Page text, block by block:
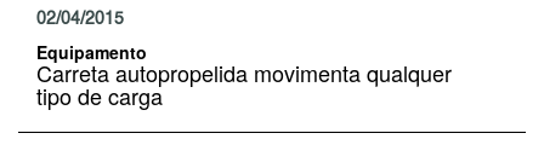
02/04/2015
Equipamento
Carreta autopropelida movimenta qualquer
tipo de carga